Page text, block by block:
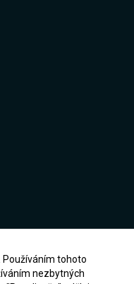
Používáním tohoto
nezbytných